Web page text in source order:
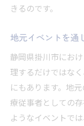
きるのです。
地元イベントを通
静岡県掛川市にお
理するだけではな
にもあります。地
療従事者としての
ようなイベントで